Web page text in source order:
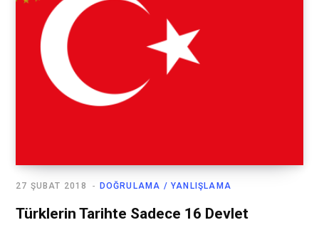
DOĞRULAMA / YANLIŞLAMA
27 ŞUBAT 2018
Türklerin Tarihte Sadece 16 Devlet